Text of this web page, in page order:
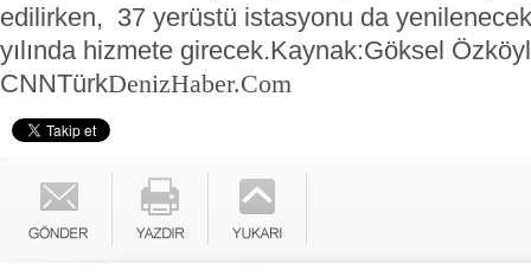
edilirken, 37 yerüstü istasyonu da
yılında hizmete girecek.Kaynak:Göksel
CNNTürkDenizHaber.Com